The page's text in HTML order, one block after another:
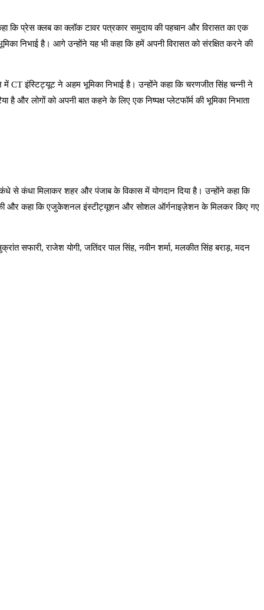
कि प्रेस क्लब का क्लॉक टावर पत्रकार समुदाय की पहचान और विरासत का एक
निभाई है। आगे उन्होंने यह भी कहा कि हमें अपनी विरासत को संरक्षित करने की
इंस्टिट्यूट ने अहम भूमिका निभाई है। उन्होंने कहा कि चरणजीत सिंह चन्नी ने
और लोगों को अपनी बात कहने के लिए एक निष्पक्ष प्लेटफॉर्म की भूमिका निभाता
से कंधा मिलाकर शहर और पंजाब के विकास में योगदान दिया है। उन्होंने कहा कि
की और कहा कि एजुकेशनल इंस्टीट्यूशन और सोशल ऑर्गनाइज़ेशन के मिलकर किए गए
सफारी, राजेश योगी, जतिंदर पाल सिंह, नवीन शर्मा, मलकीत सिंह बराड़, मदन